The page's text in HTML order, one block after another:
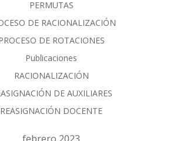
PERMUTAS
DE RACIONALIZACIÓN
DE ROTACIONES
Publicaciones
RACIONALIZACIÓN
DE AUXILIARES
REASIGNACIÓN DOCENTE